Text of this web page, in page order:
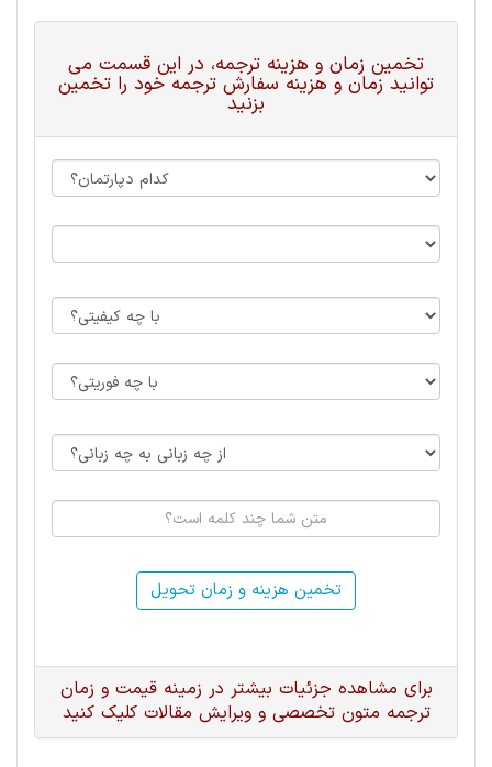
تخمین زمان و هزینه ترجمه، در این قسمت می
توانید زمان و هزینه سفارش ترجمه خود را تخمین
بزنید
تخمین هزینه و زمان تحویل
برای مشاهده جزئیات بیشتر در زمینه قیمت و زمان
ترجمه متون تخصصی و ویرایش مقالات کلیک کنید